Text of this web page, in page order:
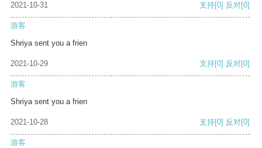
2021-10-31 支持[0] 反对[0]
游客
Shriya sent you a frien
2021-10-29 支持[0] 反对[0]
游客
Shriya sent you a frien
2021-10-28 支持[0] 反对[0]
游客